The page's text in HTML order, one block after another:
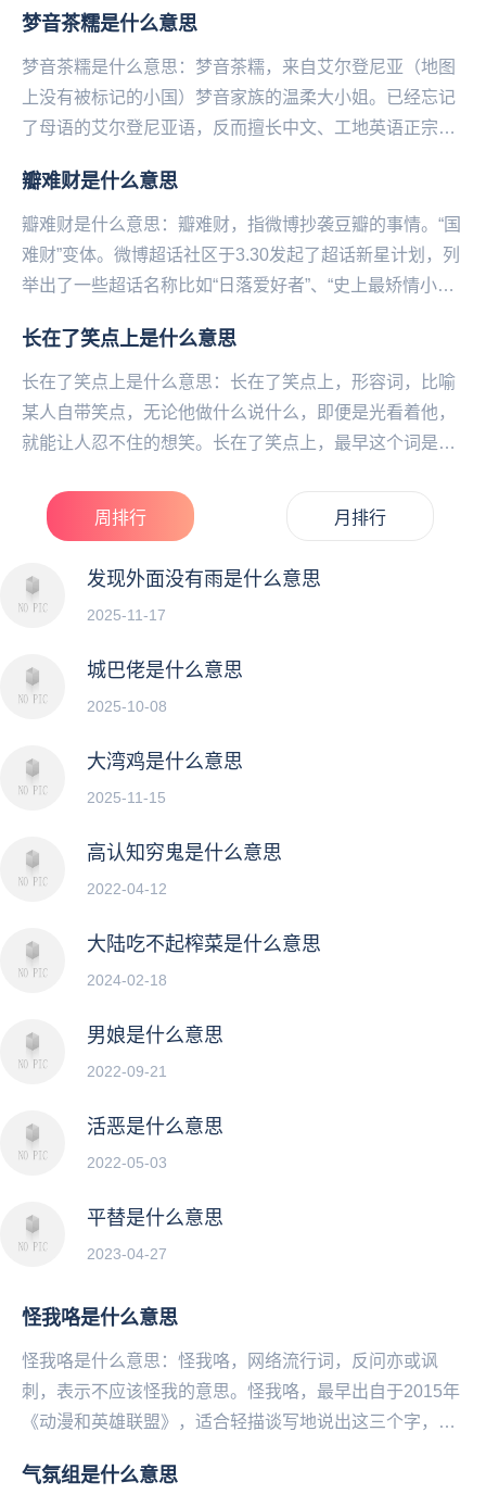
梦音茶糯是什么意思
梦音茶糯是什么意思：梦音茶糯，来自艾尔登尼亚（地图
上没有被标记的小国）梦音家族的温柔大小姐。已经忘记
了母语的艾尔登尼亚语，反而擅长中文、工地英语正宗伦
仿...
瓣难财是什么意思
瓣难财是什么意思：瓣难财，指微‌‌‌‌‌‌‌博抄袭豆瓣的事情。“国
难财”变体。微博超话社区于3.30发起了超话新星计划，列
举出了一些超话名称比如“日落爱好者”、“史上最矫情小
长在了笑点上是什么意思
长在了笑点上是什么意思：长在了笑点上，形容词，比喻
某人自带笑点，无论他做什么说什么，即便是光看着他，
就能让人忍不住的想笑。长在了笑点上，最早这个词是形
人。...
周排行 月排行
发现外面没有雨是什么意思
2025-11-17
城巴佬是什么意思
2025-10-08
大湾鸡是什么意思
2025-11-15
高认知穷鬼是什么意思
2022-04-12
大陆吃不起榨菜是什么意思
2024-02-18
男娘是什么意思
2022-09-21
活恶是什么意思
2022-05-03
平替是什么意思
2023-04-27
怪我咯是什么意思
怪我咯是什么意思：怪我咯，网络流行词，反问亦或讽
刺，表示不应该怪我的意思。怪我咯，最早出自于2015年
《动漫和英雄联盟》，适合轻描谈写地说出这三个字，可
气氛组是什么意思